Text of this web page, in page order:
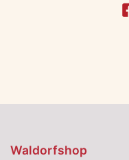
Waldorfshop